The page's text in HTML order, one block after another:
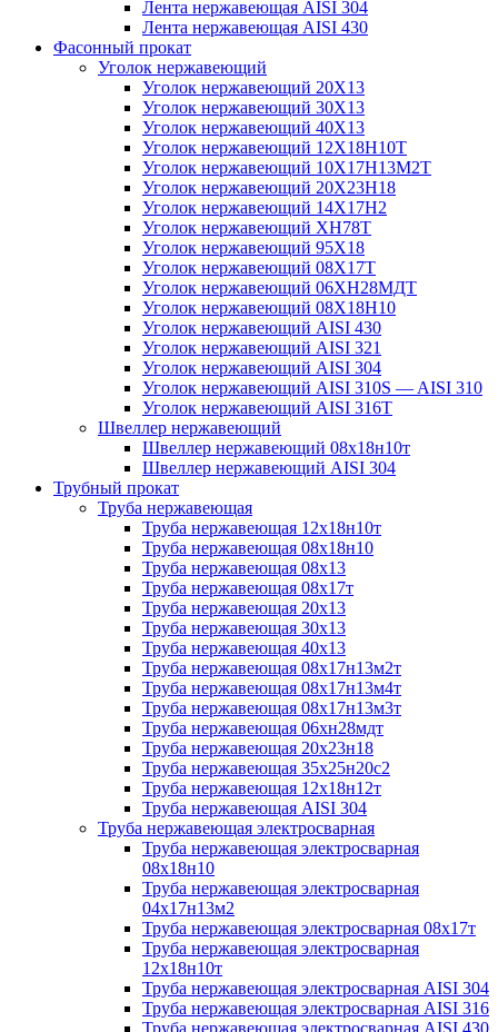
Лента нержавеющая AISI 304
Лента нержавеющая AISI 430
Фасонный прокат
Уголок нержавеющий
Уголок нержавеющий 20Х13
Уголок нержавеющий 30Х13
Уголок нержавеющий 40Х13
Уголок нержавеющий 12Х18Н10Т
Уголок нержавеющий 10Х17Н13М2T
Уголок нержавеющий 20Х23Н18
Уголок нержавеющий 14Х17Н2
Уголок нержавеющий ХН78Т
Уголок нержавеющий 95Х18
Уголок нержавеющий 08Х17Т
Уголок нержавеющий 06ХН28МДТ
Уголок нержавеющий 08Х18Н10
Уголок нержавеющий AISI 430
Уголок нержавеющий AISI 321
Уголок нержавеющий AISI 304
Уголок нержавеющий AISI 310S — AISI 310
Уголок нержавеющий AISI 316T
Швеллер нержавеющий
Швеллер нержавеющий 08х18н10т
Швеллер нержавеющий AISI 304
Трубный прокат
Труба нержавеющая
Труба нержавеющая 12х18н10т
Труба нержавеющая 08х18н10
Труба нержавеющая 08х13
Труба нержавеющая 08х17т
Труба нержавеющая 20х13
Труба нержавеющая 30х13
Труба нержавеющая 40х13
Труба нержавеющая 08х17н13м2т
Труба нержавеющая 08х17н13м4т
Труба нержавеющая 08х17н13м3т
Труба нержавеющая 06хн28мдт
Труба нержавеющая 20х23н18
Труба нержавеющая 35х25н20с2
Труба нержавеющая 12х18н12т
Труба нержавеющая AISI 304
Труба нержавеющая электросварная
Труба нержавеющая электросварная
08х18н10
Труба нержавеющая электросварная
04х17н13м2
Труба нержавеющая электросварная 08х17т
Труба нержавеющая электросварная
12х18н10т
Труба нержавеющая электросварная AISI 304
Труба нержавеющая электросварная AISI 316
Труба нержавеющая электросварная AISI 430